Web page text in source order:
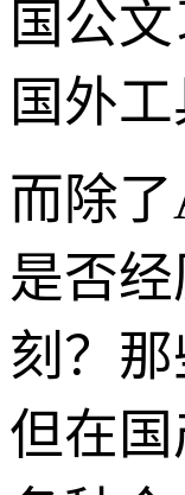
国公
国外
而除
是否
刻？
但在